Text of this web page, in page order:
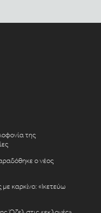
της
ο νέος
καρκίνο: «Ικετεύω